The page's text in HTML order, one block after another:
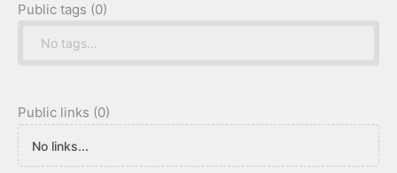
Public tags (0)
No tags...
Public links (0)
No links...